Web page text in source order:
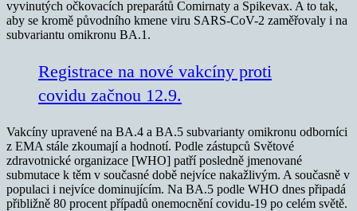
vyvinutých očkovacích preparátů Comirnaty a Spikevax. A to tak,
aby se kromě původního kmene viru SARS-CoV-2 zaměřovaly i na
subvariantu omikronu BA.1.
Registrace na nové vakcíny proti
covidu začnou 12.9.
Vakcíny upravené na BA.4 a BA.5 subvarianty omikronu odborníci
z EMA stále zkoumají a hodnotí. Podle zástupců Světové
zdravotnické organizace [WHO] patří posledně jmenované
submutace k těm v současné době nejvíce nakažlivým. A současně v
populaci i nejvíce dominujícím. Na BA.5 podle WHO dnes připadá
přibližně 80 procent případů onemocnění covidu-19 po celém světě.